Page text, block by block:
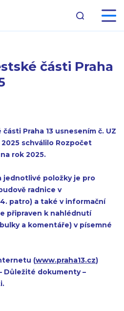
části Praha
Praha 13 usnesením č. UZ
2025 schválilo Rozpočet
rok 2025.
jednotlivé položky je pro
radnice v
patro) a také v informační
připraven k nahlédnutí
a komentáře) v písemné
(www.praha13.cz)
Důležité dokumenty –